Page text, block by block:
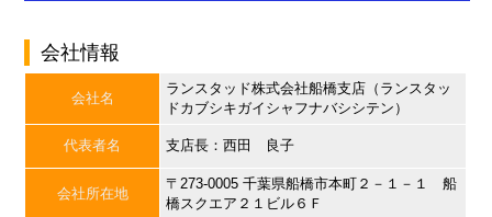
会社情報
会社名
ランスタッド株式会社船橋支店（ランスタッ
ドカブシキガイシャフナバシシテン）
代表者名 支店長：西田 良子
会社所在地
〒273-0005 千葉県船橋市本町２－１－１ 船
橋スクエア２１ビル６Ｆ